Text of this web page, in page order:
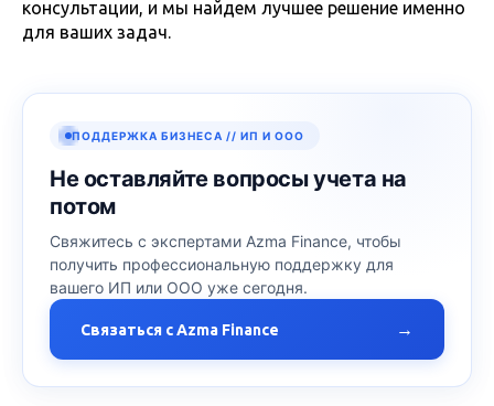
консультации, и мы найдем лучшее решение именно
для ваших задач.
ПОДДЕРЖКА БИЗНЕСА // ИП И ООО
Не оставляйте вопросы учета на
потом
Свяжитесь с экспертами Azma Finance, чтобы
получить профессиональную поддержку для
вашего ИП или ООО уже сегодня.
Связаться с Azma Finance →